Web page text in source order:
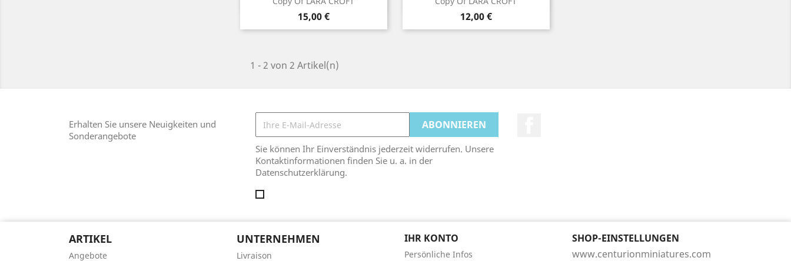
Preis
15,00 € Preis
12,00 €
1 - 2 von 2 Artikel(n)
Erhalten Sie unsere Neuigkeiten und
Sonderangebote
Sie können Ihr Einverständnis jederzeit widerrufen. Unsere
Kontaktinformationen finden Sie u. a. in der
Datenschutzerklärung.
ARTIKEL
Angebote
UNTERNEHMEN
Livraison
IHR KONTO
Persönliche Infos
SHOP-EINSTELLUNGEN
www.centurionminiatures.com